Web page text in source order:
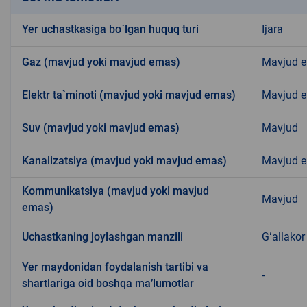
Yer uchastkasiga bo`lgan huquq turi Ijara
Gaz (mavjud yoki mavjud emas) Mavjud
Elektr ta`minoti (mavjud yoki mavjud emas) Mavjud
Suv (mavjud yoki mavjud emas) Mavjud
Kanalizatsiya (mavjud yoki mavjud emas) Mavjud
Kommunikatsiya (mavjud yoki mavjud
emas)
Mavjud
Uchastkaning joylashgan manzili
Yer maydonidan foydalanish tartibi va
shartlariga oid boshqa ma’lumotlar
-